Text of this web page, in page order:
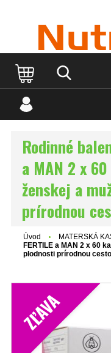
Rodinné
a MAN 2 x
ženskej a
prírodnou
Úvod MATERSKÁ
FERTILE a MAN 2 x 60
plodnosti prírodnou
ZĽAVA